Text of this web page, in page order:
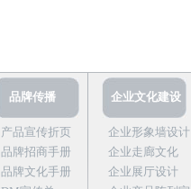
品牌传播
产品宣传折页
品牌招商手册
品牌文化手册
企业文化建设
企业形象墙设计
企业走廊文化
企业展厅设计